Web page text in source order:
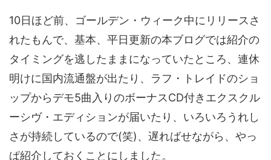
10日ほど前、ゴールデン・ウィーク中にリリースさ
れたもんで、基本、平日更新の本ブログでは紹介の
タイミングを逃したままになっていたところ、連休
明けに国内流通盤が出たり、ラフ・トレイドのショ
ップからデモ5曲入りのボーナスCD付きエクスクル
ーシヴ・エディションが届いたり、いろいろうれし
さが持続しているので(笑)、遅ればせながら、やっ
ぱ紹介しておくことにしました。